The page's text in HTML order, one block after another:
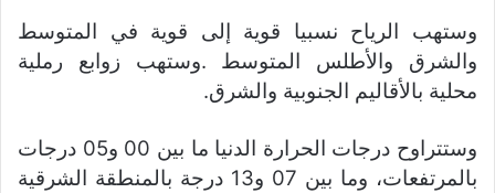
وستهب الرياح نسبيا قوية إلى قوية في المتوسط
والشرق والأطلس المتوسط .وستهب زوابع رملية
محلية بالأقاليم الجنوبية والشرق.
وستتراوح درجات الحرارة الدنيا ما بين 00 و05 درجات
بالمرتفعات، وما بين 07 و13 درجة بالمنطقة الشرقية